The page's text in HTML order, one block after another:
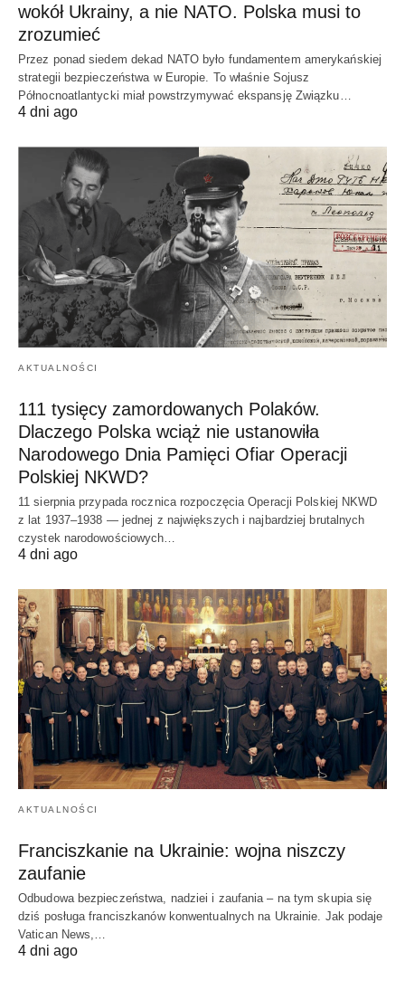
wokół Ukrainy, a nie NATO. Polska musi to
zrozumieć
Przez ponad siedem dekad NATO było fundamentem amerykańskiej
strategii bezpieczeństwa w Europie. To właśnie Sojusz
Północnoatlantycki miał powstrzymywać ekspansję Związku…
4 dni ago
AKTUALNOŚCI
111 tysięcy zamordowanych Polaków.
Dlaczego Polska wciąż nie ustanowiła
Narodowego Dnia Pamięci Ofiar Operacji
Polskiej NKWD?
11 sierpnia przypada rocznica rozpoczęcia Operacji Polskiej NKWD
z lat 1937–1938 — jednej z największych i najbardziej brutalnych
czystek narodowościowych…
4 dni ago
AKTUALNOŚCI
Franciszkanie na Ukrainie: wojna niszczy
zaufanie
Odbudowa bezpieczeństwa, nadziei i zaufania – na tym skupia się
dziś posługa franciszkanów konwentualnych na Ukrainie. Jak podaje
Vatican News,…
4 dni ago